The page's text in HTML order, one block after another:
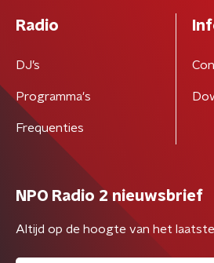
Radio
DJ’s
Programma's
Frequenties
NPO Radio 2 nieuwsbrief
Altijd op de hoogte van het